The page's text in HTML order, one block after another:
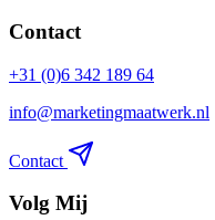
Contact
+31 (0)6 342 189 64
info@marketingmaatwerk.nl
Contact
Volg Mij